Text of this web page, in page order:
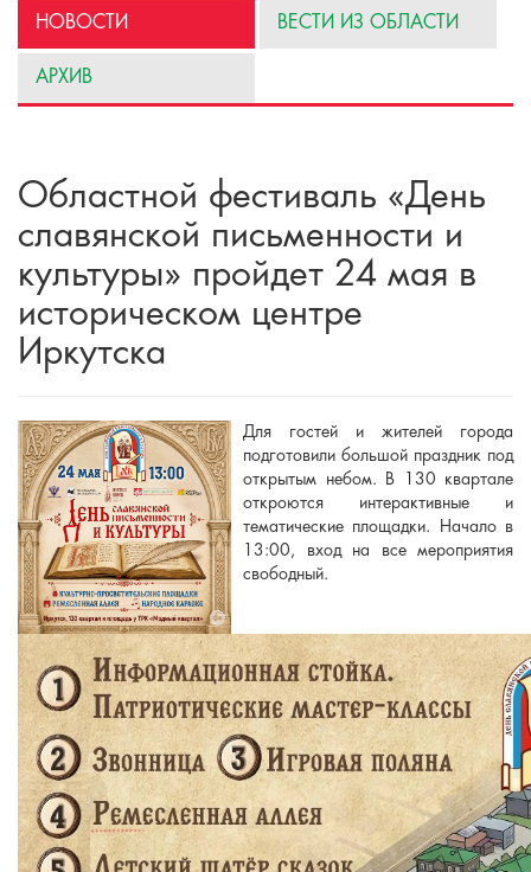
НОВОСТИ ВЕСТИ ИЗ ОБЛАСТИ
АРХИВ
Областной фестиваль «День
славянской письменности и
культуры» пройдет 24 мая в
историческом центре
Иркутска
Для гостей и жителей города
подготовили большой праздник под
открытым небом. В 130 квартале
откроются интерактивные и
тематические площадки. Начало в
13:00, вход на все мероприятия
свободный.